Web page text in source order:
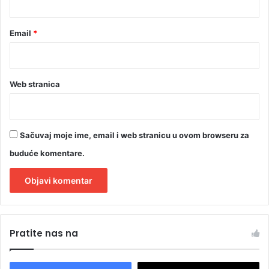
Email *
Web stranica
Sačuvaj moje ime, email i web stranicu u ovom browseru za
buduće komentare.
tPratite nas na